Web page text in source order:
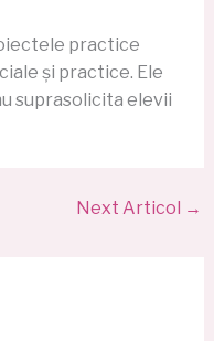
practice
și practice. Ele
suprasolicita elevii
Next Articol →